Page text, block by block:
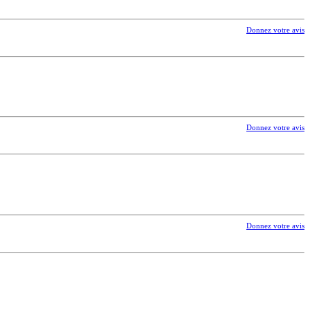
Donnez votre avis
Donnez votre avis
Donnez votre avis